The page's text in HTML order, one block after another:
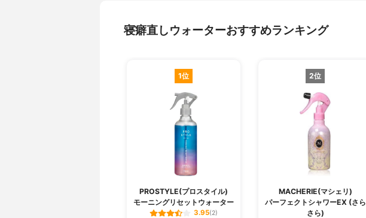
寝癖直しウォーターおすすめランキング
1位
PROSTYLE(プロスタイル)
モーニングリセットウォーター
3.95(2)
2位
MACHERIE(マシェリ)
パーフェクトシャワーEX (さら
さら)